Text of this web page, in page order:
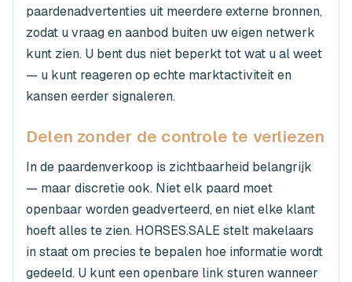
paardenadvertenties uit meerdere externe bronnen,
zodat u vraag en aanbod buiten uw eigen netwerk
kunt zien. U bent dus niet beperkt tot wat u al weet
— u kunt reageren op echte marktactiviteit en
kansen eerder signaleren.
Delen zonder de controle te verliezen
In de paardenverkoop is zichtbaarheid belangrijk
— maar discretie ook. Niet elk paard moet
openbaar worden geadverteerd, en niet elke klant
hoeft alles te zien. HORSES.SALE stelt makelaars
in staat om precies te bepalen hoe informatie wordt
gedeeld. U kunt een openbare link sturen wanneer